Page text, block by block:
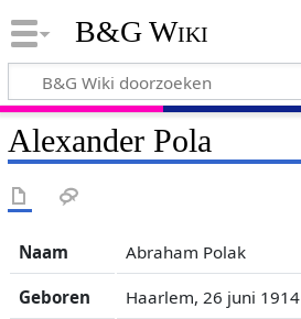
B&G Wiki
Alexander Pola
Naam Abraham Polak
Geboren Haarlem, 26 juni 1914